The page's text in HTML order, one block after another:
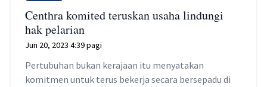
Centhra komited teruskan usaha lindungi
hak pelarian
Jun 20, 2023 4:39 pagi
Pertubuhan bukan kerajaan itu menyatakan
komitmen untuk terus bekerja secara bersepadu di